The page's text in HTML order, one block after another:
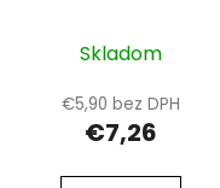
Skladom
€5,90 bez DPH
€7,26